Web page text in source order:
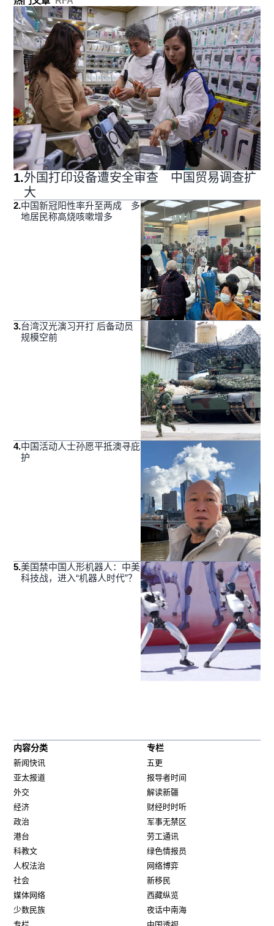
1.外国打印设备遭安全审查 中国贸易调查扩
大
2.中国新冠阳性率升至两成 多
地居民称高烧咳嗽增多
3.台湾汉光演习开打 后备动员
规模空前
4.中国活动人士孙愿平抵澳寻庇
护
5.美国禁中国人形机器人：中美
科技战，进入“机器人时代”？
内容分类
新闻快讯
亚太报道
外交
经济
政治
港台
科教文
人权法治
社会
媒体网络
少数民族
专栏
五更
报导者时间
解读新疆
财经时时听
军事无禁区
劳工通讯
绿色情报员
网络博弈
新移民
西藏纵览
夜话中南海